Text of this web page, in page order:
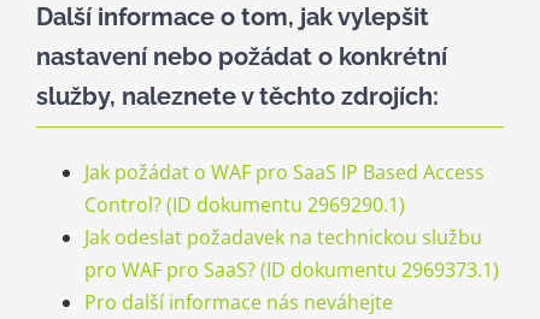
Další informace o tom, jak vylepšit
nastavení nebo požádat o konkrétní
služby, naleznete v těchto zdrojích:
Jak požádat o WAF pro SaaS IP Based Access
Control? (ID dokumentu 2969290.1)
Jak odeslat požadavek na technickou službu
pro WAF pro SaaS? (ID dokumentu 2969373.1)
Pro další informace nás neváhejte